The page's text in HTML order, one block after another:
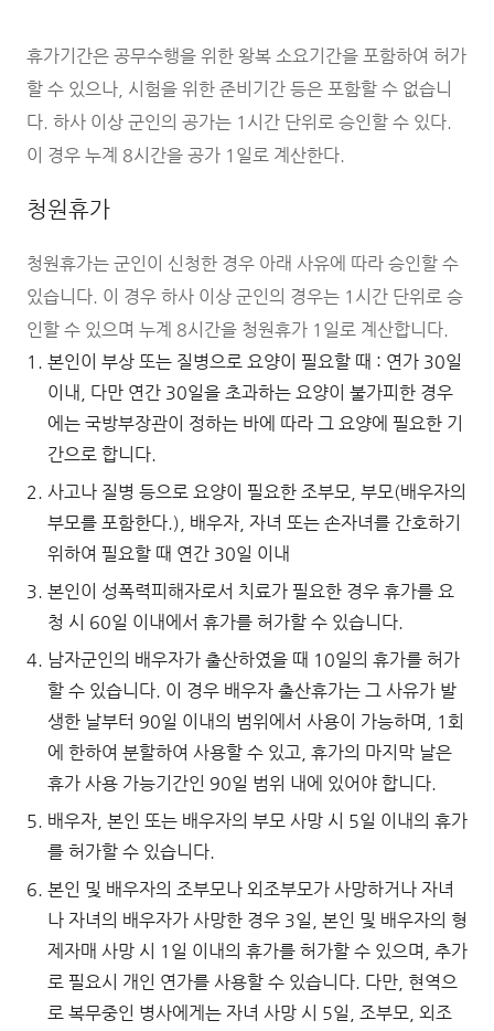
휴가기간은 공무수행을 위한 왕복 소요기간을 포함하여 허가
할 수 있으나, 시험을 위한 준비기간 등은 포함할 수 없습니
다. 하사 이상 군인의 공가는 1시간 단위로 승인할 수 있다.
이 경우 누계 8시간을 공가 1일로 계산한다.
청원휴가
청원휴가는 군인이 신청한 경우 아래 사유에 따라 승인할 수
있습니다. 이 경우 하사 이상 군인의 경우는 1시간 단위로 승
인할 수 있으며 누계 8시간을 청원휴가 1일로 계산합니다.
본인이 부상 또는 질병으로 요양이 필요할 때 : 연가 30일
이내, 다만 연간 30일을 초과하는 요양이 불가피한 경우
에는 국방부장관이 정하는 바에 따라 그 요양에 필요한 기
간으로 합니다.
사고나 질병 등으로 요양이 필요한 조부모, 부모(배우자의
부모를 포함한다.), 배우자, 자녀 또는 손자녀를 간호하기
위하여 필요할 때 연간 30일 이내
본인이 성폭력피해자로서 치료가 필요한 경우 휴가를 요
청 시 60일 이내에서 휴가를 허가할 수 있습니다.
남자군인의 배우자가 출산하였을 때 10일의 휴가를 허가
할 수 있습니다. 이 경우 배우자 출산휴가는 그 사유가 발
생한 날부터 90일 이내의 범위에서 사용이 가능하며, 1회
에 한하여 분할하여 사용할 수 있고, 휴가의 마지막 날은
휴가 사용 가능기간인 90일 범위 내에 있어야 합니다.
배우자, 본인 또는 배우자의 부모 사망 시 5일 이내의 휴가
를 허가할 수 있습니다.
본인 및 배우자의 조부모나 외조부모가 사망하거나 자녀
나 자녀의 배우자가 사망한 경우 3일, 본인 및 배우자의 형
제자매 사망 시 1일 이내의 휴가를 허가할 수 있으며, 추가
로 필요시 개인 연가를 사용할 수 있습니다. 다만, 현역으
로 복무중인 병사에게는 자녀 사망 시 5일, 조부모, 외조